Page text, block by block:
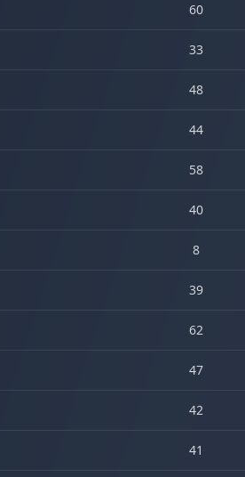
60
33
48
44
58
40
8
39
62
47
42
41